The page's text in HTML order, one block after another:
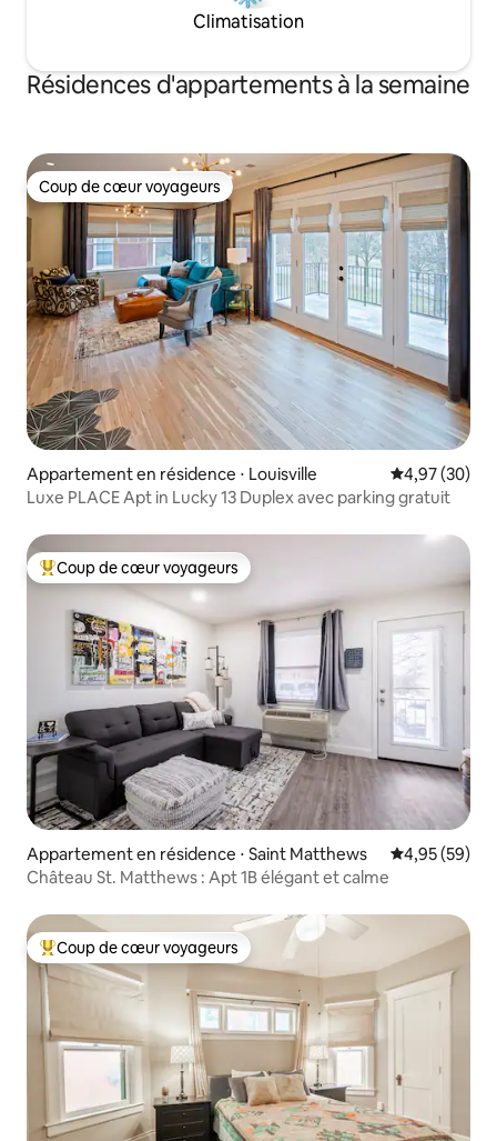
Climatisation
Résidences d'appartements à la semaine
Coup de cœur voyageurs
Coup de cœur voyageurs
Appartement en résidence ⋅ Louisville Évaluation
4,97 (30)
Luxe PLACE Apt in Lucky 13 Duplex avec parking gratuit
Coups de cœur voyageurs les plus appréciés
Coup de cœur voyageurs
Appartement en résidence ⋅ Saint Matthews Évaluation
4,95 (59)
Château St. Matthews : Apt 1B élégant et calme
Coups de cœur voyageurs les plus appréciés
Coup de cœur voyageurs